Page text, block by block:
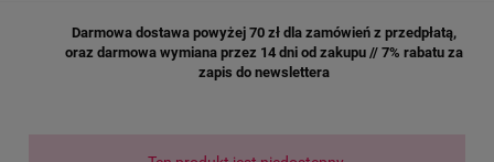
Darmowa dostawa powyżej 70 zł dla zamówień z przedpłatą,
oraz darmowa wymiana przez 14 dni od zakupu // 7% rabatu za
zapis do newslettera